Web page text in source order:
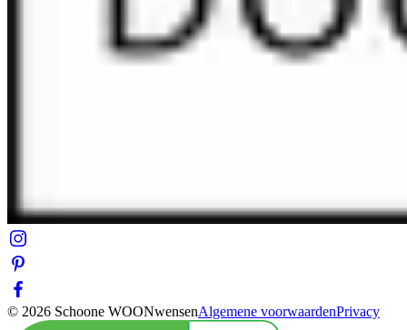
© 2026 Schoone WOONwensenAlgemene voorwaardenPrivacy